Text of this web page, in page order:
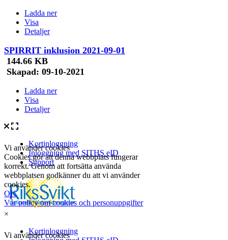
Ladda ner
Visa
Detaljer
SPIRRIT inklusion 2021-09-01
144.66 KB
Skapad: 09-10-2021
Ladda ner
Visa
Detaljer
×